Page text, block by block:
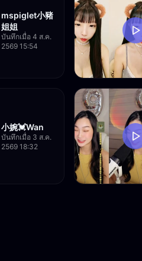
mspiglet小豬
姐姐
บันทึกเมื่อ 4 ส.ค.
2569 15:54
小婉💓Wan
บันทึกเมื่อ 3 ส.ค.
2569 18:32